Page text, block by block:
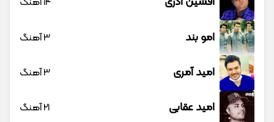
امو بند 3 آهنگ
امید آمری 3 آهنگ
امید عقابی 21 آهنگ